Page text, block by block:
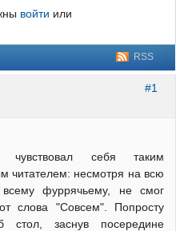
войти или
RSS
#1
себя таким
читателем: несмотря на всю
фуррячьему, не смог
слова "Совсем". Попросту
стол, заснув посередине